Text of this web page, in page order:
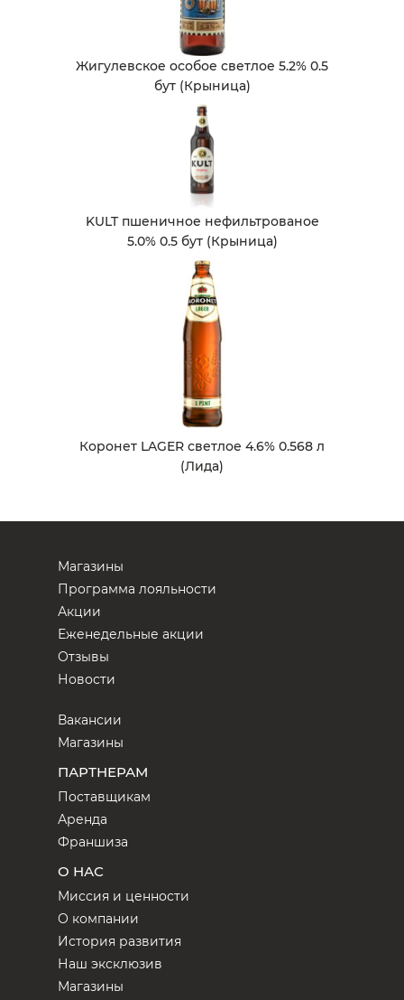
Жигулевское особое светлое 5.2% 0.5
бут (Крыница)
KULT пшеничное нефильтрованое
5.0% 0.5 бут (Крыница)
Коронет LAGER светлое 4.6% 0.568 л
(Лида)
Магазины
Программа лояльности
Акции
Еженедельные акции
Отзывы
Новости
Вакансии
Магазины
ПАРТНЕРАМ
Поставщикам
Аренда
Франшиза
О НАС
Миссия и ценности
О компании
История развития
Наш эксклюзив
Магазины